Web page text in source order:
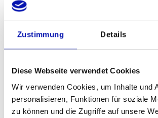
Zustimmung Details
Diese Webseite verwendet Cookies
Wir verwenden Cookies, um Inhalte und
personalisieren, Funktionen für soziale
zu können und die Zugriffe auf unsere
Anzahl Teilnehmer
8
Kosten
CHF 60.-
Kursleitung
Claudia Schluchter